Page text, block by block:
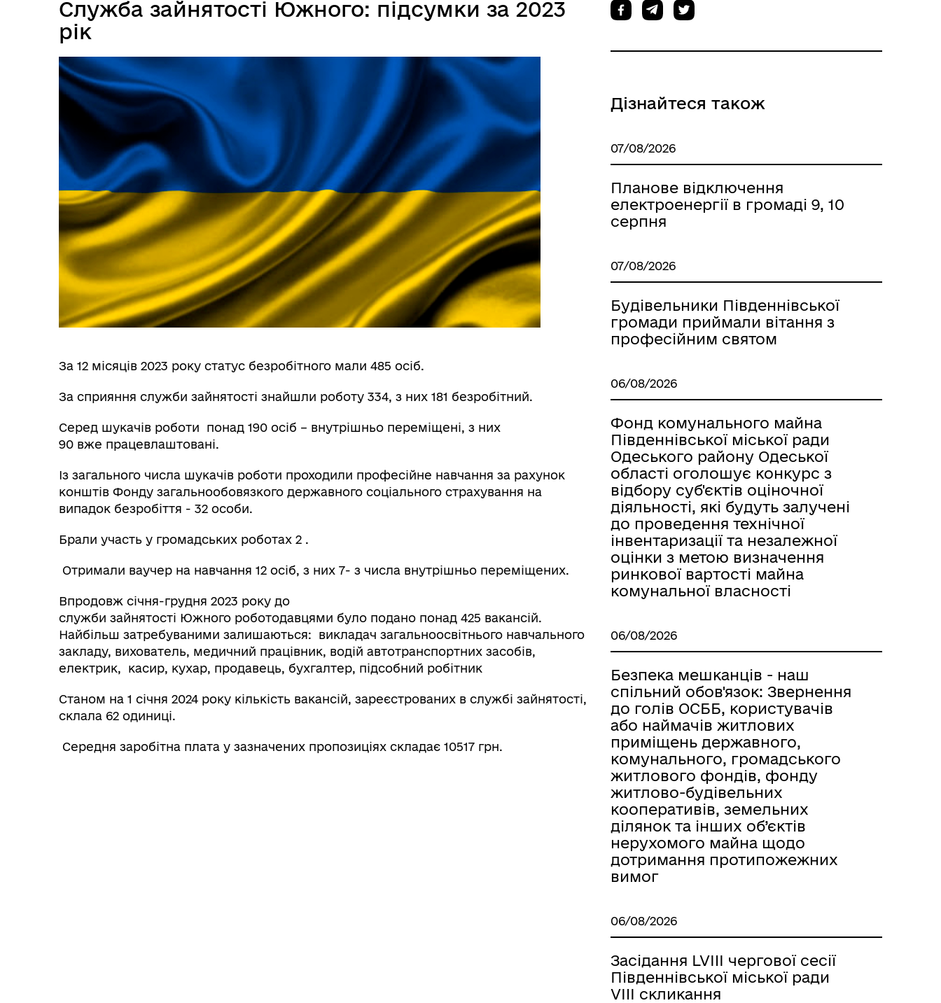
Депутати єВідновлення Публічна інформація Історія громади
Служба зайнятості Южного: підсумки за 2023
рік
За 12 місяців 2023 року статус безробітного мали 485 осіб.
За сприяння служби зайнятості знайшли роботу 334, з них 181 безробітний.
Серед шукачів роботи понад 190 осіб – внутрішньо переміщені, з них
90 вже працевлаштовані.
Із загального числа шукачів роботи проходили професійне навчання за рахунок
конштів Фонду загальнообовязкого державного соціального страхування на
випадок безробіття - 32 особи.
Брали участь у громадських роботах 2 .
Отримали ваучер на навчання 12 осіб, з них 7- з числа внутрішньо переміщених.
Впродовж січня-грудня 2023 року до
служби зайнятості Южного роботодавцями було подано понад 425 вакансій.
Найбільш затребуваними залишаються: викладач загальноосвітнього навчального
закладу, вихователь, медичний працівник, водій автотранспортних засобів,
електрик, касир, кухар, продавець, бухгалтер, підсобний робітник
Станом на 1 січня 2024 року кількість вакансій, зареєстрованих в службі зайнятості,
склала 62 одиниці.
Середня заробітна плата у зазначених пропозиціях складає 10517 грн.
Дізнайтеся також
07/08/2026
Планове відключення
електроенергії в громаді 9, 10
серпня
07/08/2026
Будівельники Південнівської
громади приймали вітання з
професійним святом
06/08/2026
Фонд комунального майна
Пiвденнiвської мicькoї ради
Одеського району Одеської
областi оголошує конкурс з
відбору суб'єктів оцiночної
дiяльностi, якi будуть залученi
до проведення технiчної
iнвентаризацiї та незалежної
оцiнки з метою визначення
ринкової вapтocтi майна
комунальної власностi
06/08/2026
Безпека мешканців - наш
спільний обов'язок: Звернення
до голів ОСББ, користувачів
або наймачів житлових
приміщень державного,
комунального, громадського
житлового фондів, фонду
житлово-будівельних
кооперативів, земельних
ділянок та інших об’єктів
нерухомого майна щодо
дотримання протипожежних
вимог
06/08/2026
Засідання LVIII чергової сесії
Південнівської міської ради
VIII скликання